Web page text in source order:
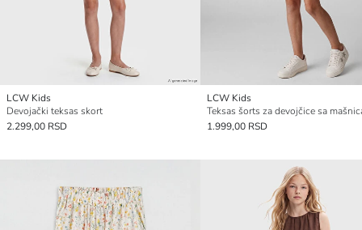
LCW Kids
Devojački teksas skort
2.299,00 RSD
LCW Kids
1.999,00 RSD